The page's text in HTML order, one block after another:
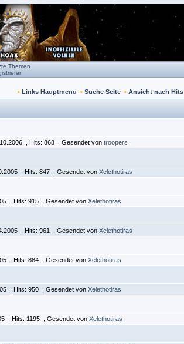
Themen
• Links Hauptmenu • Suche Seite • Ansicht nach Hits
, Hits: 868 , Gesendet von troopers
, Hits: 847 , Gesendet von Xelethotiras
, Hits: 915 , Gesendet von Xelethotiras
, Hits: 961 , Gesendet von Xelethotiras
, Hits: 884 , Gesendet von Xelethotiras
, Hits: 950 , Gesendet von Xelethotiras
, Hits: 1195 , Gesendet von Xelethotiras